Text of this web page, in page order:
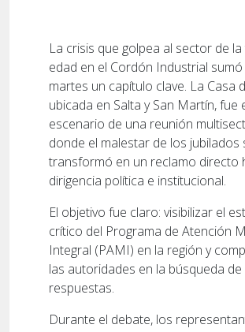
La crisis que golpea al sector de
edad en el Cordón Industrial
martes un capítulo clave. La Casa
ubicada en Salta y San Martín, fue
escenario de una reunión
donde el malestar de los jubilados
transformó en un reclamo directo
dirigencia política e institucional.
El objetivo fue claro: visibilizar el
crítico del Programa de Atención
Integral (PAMI) en la región y
las autoridades en la búsqueda de
respuestas.
Durante el debate, los